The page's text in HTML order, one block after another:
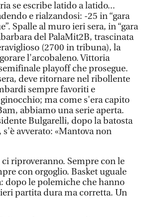
se escribe latido a latido...
e rialzandosi: -25 in “gara
Spalle al muro ieri sera, in “gara
del PalaMit2B, trascinata
(2700 in tribuna), la
l'arcobaleno. Vittoria
playoff che prosegue.
deve ritornare nel ribollente
sempre favoriti e
ma come s'era capito
abbiamo una serie aperta.
Bulgarelli, dopo la batosta
avverato: «Mantova non
riproveranno. Sempre con le
con orgoglio. Basket uguale
dopo le polemiche che hanno
ieri partita dura ma corretta. Un